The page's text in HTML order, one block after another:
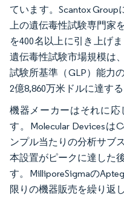
ています。Scantox Group
上の遺伝毒性試験専門家
を400名以上に引き上げ
遺伝毒性試験市場規模は
試験所基準（GLP）能力
2億8,860万米ドルに達す
機器メーカーはそれに応
す。Molecular Devicesは
ンプル当たりの分析サブ
本設置がピークに達した
す。MilliporeSigmaの
限りの機器販売を繰り返